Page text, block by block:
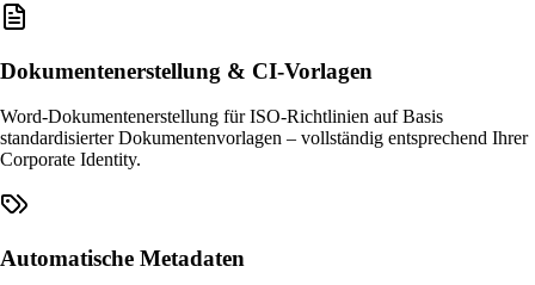
Dokumentenerstellung & CI-Vorlagen
Word-Dokumentenerstellung für ISO-Richtlinien auf Basis
standardisierter Dokumentenvorlagen – vollständig entsprechend Ihrer
Corporate Identity.
Automatische Metadaten